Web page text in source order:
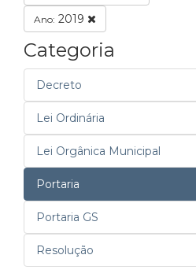
Ano: 2019
Categoria
Decreto
Lei Ordinária
Lei Orgânica Municipal
Portaria
Portaria GS
Resolução